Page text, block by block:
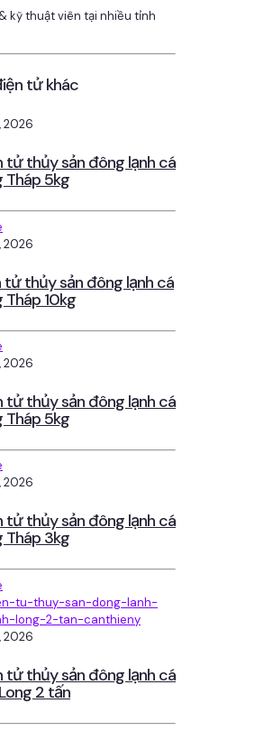
kỹ thuật viên tại nhiều tỉnh
tử khác
2026
tử thủy sản đông lạnh cá
5kg
2026
tử thủy sản đông lạnh cá
10kg
2026
tử thủy sản đông lạnh cá
5kg
2026
tử thủy sản đông lạnh cá
3kg
2026
tử thủy sản đông lạnh cá
2 tấn